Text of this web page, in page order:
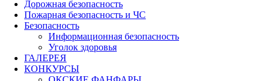
Дорожная безопасность
Пожарная безопасность и ЧС
Безопасность
Информационная безопасность
Уголок здоровья
ГАЛЕРЕЯ
КОНКУРСЫ